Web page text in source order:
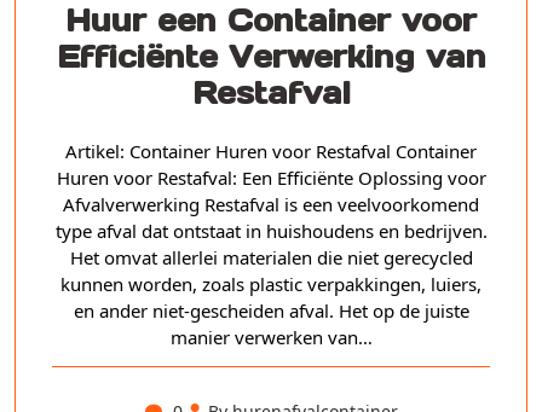
Huur een Container voor
Efficiënte Verwerking van
Restafval
Artikel: Container Huren voor Restafval Container
Huren voor Restafval: Een Efficiënte Oplossing voor
Afvalverwerking Restafval is een veelvoorkomend
type afval dat ontstaat in huishoudens en bedrijven.
Het omvat allerlei materialen die niet gerecycled
kunnen worden, zoals plastic verpakkingen, luiers,
en ander niet-gescheiden afval. Het op de juiste
manier verwerken van…